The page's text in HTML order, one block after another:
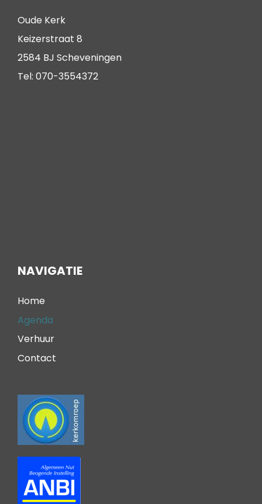
Oude Kerk
Keizerstraat 8
2584 BJ Scheveningen
Tel: 070-3554372
NAVIGATIE
Home
Agenda
Verhuur
Contact